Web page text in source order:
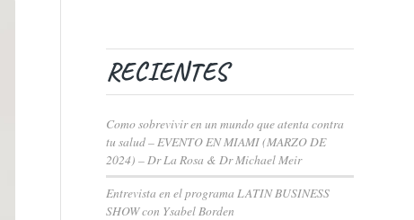
RECIENTES
Como sobrevivir en un mundo que atenta contra
tu salud – EVENTO EN MIAMI (MARZO DE
2024) – Dr La Rosa & Dr Michael Meir
Entrevista en el programa LATIN BUSINESS
SHOW con Ysabel Borden